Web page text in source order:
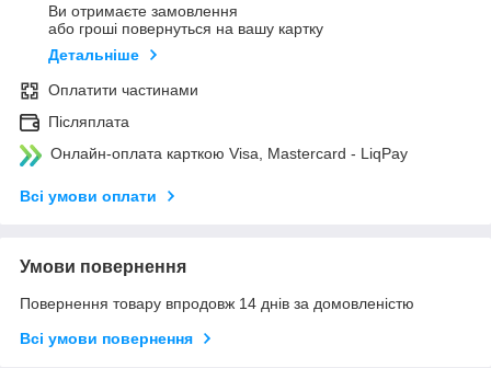
Ви отримаєте замовлення
або гроші повернуться на вашу картку
Детальніше
Оплатити частинами
Післяплата
Онлайн-оплата карткою Visa, Mastercard - LiqPay
Всі умови оплати
Умови повернення
Повернення товару впродовж 14 днів за домовленістю
Всі умови повернення